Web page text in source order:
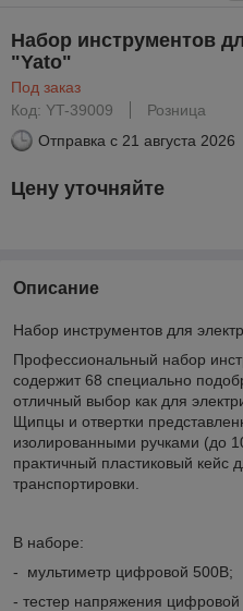
Набор инструментов
"Yato"
Под заказ
Код: YT-39009
Розница
Отправка с 21 августа 2026
Цену уточняйте
Описание
Набор инструментов для
Профессиональный набор
содержит 68 специально
отличный выбор как для
Щипцы и отвертки
изолированными ручками (до
практичный пластиковый кейс
транспортировки.
В наборе:
- мультиметр цифровой 500В;
- тестер напряжения